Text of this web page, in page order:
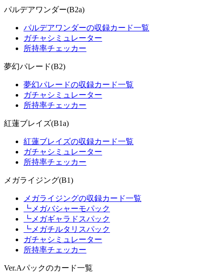
パルデアワンダー(B2a)
パルデアワンダーの収録カード一覧
ガチャシミュレーター
所持率チェッカー
夢幻パレード(B2)
夢幻パレードの収録カード一覧
ガチャシミュレーター
所持率チェッカー
紅蓮ブレイズ(B1a)
紅蓮ブレイズの収録カード一覧
ガチャシミュレーター
所持率チェッカー
メガライジング(B1)
メガライジングの収録カード一覧
┗メガバシャーモパック
┗メガギャラドスパック
┗メガチルタリスパック
ガチャシミュレーター
所持率チェッカー
Ver.Aパックのカード一覧